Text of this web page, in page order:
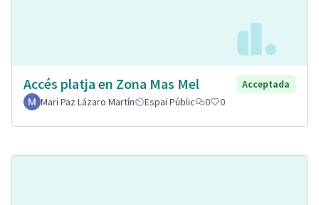
Accés platja en Zona Mas Mel
Acceptada
Mari Paz Lázaro Martín
Espai Públic 0 0